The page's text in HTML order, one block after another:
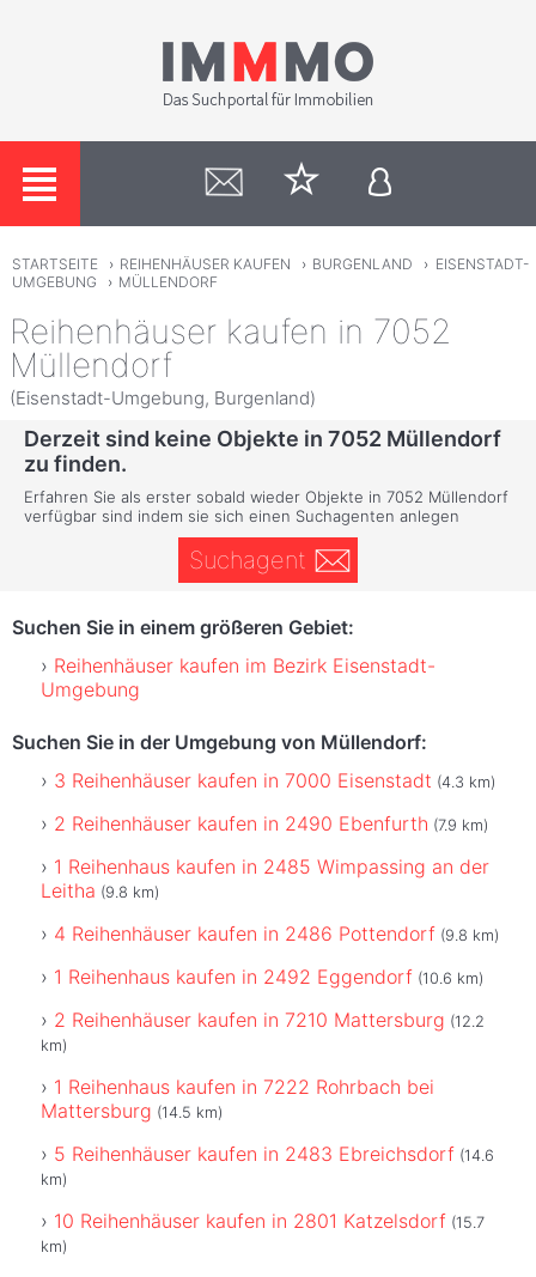
STARTSEITE › REIHENHÄUSER KAUFEN › BURGENLAND › EISENSTADT-
UMGEBUNG
› MÜLLENDORF
Reihenhäuser kaufen in 7052
Müllendorf
(Eisenstadt-Umgebung, Burgenland)
Derzeit sind keine Objekte in 7052 Müllendorf
zu finden.
Erfahren Sie als erster sobald wieder Objekte in 7052 Müllendorf
verfügbar sind indem sie sich einen Suchagenten anlegen
Suchagent
Suchen Sie in einem größeren Gebiet:
Reihenhäuser kaufen im Bezirk Eisenstadt-
Umgebung
Suchen Sie in der Umgebung von Müllendorf:
3 Reihenhäuser kaufen in 7000 Eisenstadt (4.3 km)
2 Reihenhäuser kaufen in 2490 Ebenfurth (7.9 km)
1 Reihenhaus kaufen in 2485 Wimpassing an der
Leitha (9.8 km)
4 Reihenhäuser kaufen in 2486 Pottendorf (9.8 km)
1 Reihenhaus kaufen in 2492 Eggendorf (10.6 km)
2 Reihenhäuser kaufen in 7210 Mattersburg (12.2
km)
1 Reihenhaus kaufen in 7222 Rohrbach bei
Mattersburg (14.5 km)
5 Reihenhäuser kaufen in 2483 Ebreichsdorf (14.6
km)
10 Reihenhäuser kaufen in 2801 Katzelsdorf (15.7
km)